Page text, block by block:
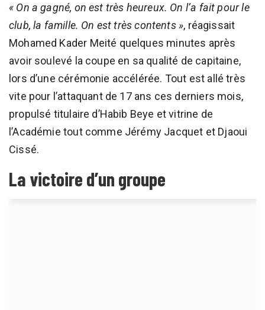
« On a gagné, on est très heureux. On l’a fait pour le
club, la famille. On est très contents », réagissait
Mohamed Kader Meité quelques minutes après
avoir soulevé la coupe en sa qualité de capitaine,
lors d’une cérémonie accélérée. Tout est allé très
vite pour l’attaquant de 17 ans ces derniers mois,
propulsé titulaire d’Habib Beye et vitrine de
l’Académie tout comme Jérémy Jacquet et Djaoui
Cissé.
La victoire d’un groupe